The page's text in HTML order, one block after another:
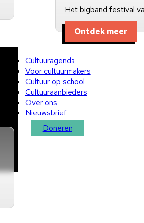
Het bigband festival
Ontdek meer
Cultuuragenda
Voor cultuurmakers
Cultuur op school
Cultuuraanbieders
Over ons
Nieuwsbrief
Doneren